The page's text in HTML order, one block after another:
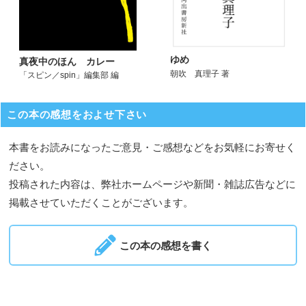
真夜中のほん カレー
「スピン／spin」編集部 編
ゆめ
朝吹 真理子 著
この本の感想をおよせ下さい
本書をお読みになったご意見・ご感想などをお気軽にお寄せく
ださい。
投稿された内容は、弊社ホームページや新聞・雑誌広告などに
掲載させていただくことがございます。
この本の感想を書く